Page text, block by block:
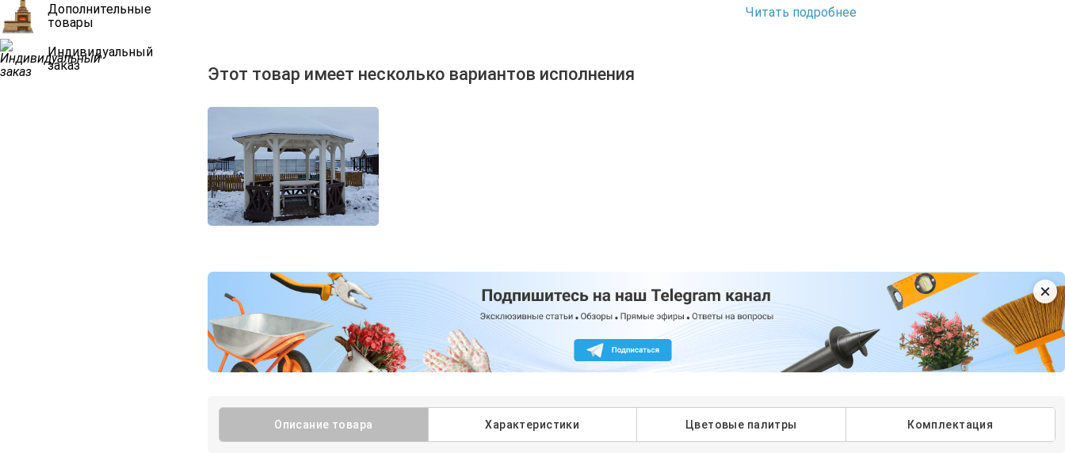
Дополнительные
товары
Индивидуальный
заказ
Читать подробнее
Этот товар имеет несколько вариантов исполнения
Описание товара Характеристики Цветовые палитры Комплектация